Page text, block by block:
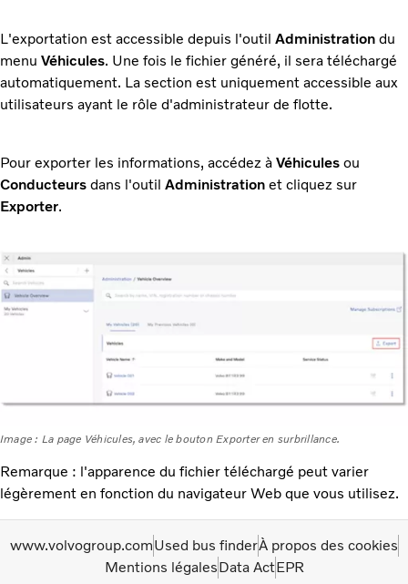
L'exportation est accessible depuis l'outil Administration du
menu Véhicules. Une fois le fichier généré, il sera téléchargé
automatiquement. La section est uniquement accessible aux
utilisateurs ayant le rôle d'administrateur de flotte.
Pour exporter les informations, accédez à Véhicules ou
Conducteurs dans l'outil Administration et cliquez sur
Exporter.
Image : La page Véhicules, avec le bouton Exporter en surbrillance.
Remarque : l'apparence du fichier téléchargé peut varier
légèrement en fonction du navigateur Web que vous utilisez.
www.volvogroup.comUsed bus finderÀ propos des cookies
Mentions légalesData ActEPR